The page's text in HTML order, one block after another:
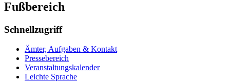
Fußbereich
Schnellzugriff
Ämter, Aufgaben & Kontakt
Pressebereich
Veranstaltungskalender
Leichte Sprache